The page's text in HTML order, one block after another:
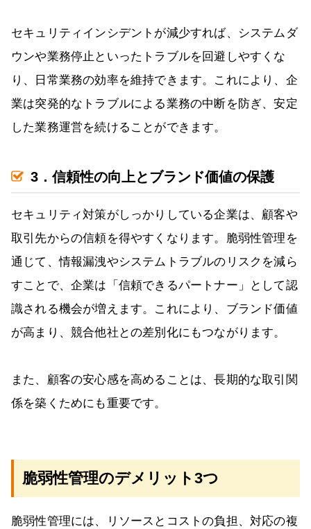
セキュリティインシデントが減少すれば、システムダ
ウンや業務停止といったトラブルを回避しやすくな
り、日常業務の効率を維持できます。これにより、企
業は突発的なトラブルによる業務の中断を防ぎ、安定
した業務運営を続けることができます。
3．信頼性の向上とブランド価値の保護
セキュリティ対策がしっかりしている企業は、顧客や
取引先からの信頼を得やすくなります。脆弱性管理を
通じて、情報漏洩やシステムトラブルのリスクを減ら
すことで、企業は「信頼できるパートナー」として認
識される機会が増えます。これにより、ブランド価値
が高まり、競合他社との差別化にもつながります。
また、顧客の安心感を高めることは、長期的な取引関
係を築くためにも重要です。
脆弱性管理のデメリット3つ
脆弱性管理には、リソースとコストの負担、対応の複